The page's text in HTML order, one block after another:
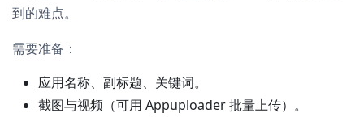
到的难点。
需要准备：
应用名称、副标题、关键词。
截图与视频（可用 Appuploader 批量上传）。